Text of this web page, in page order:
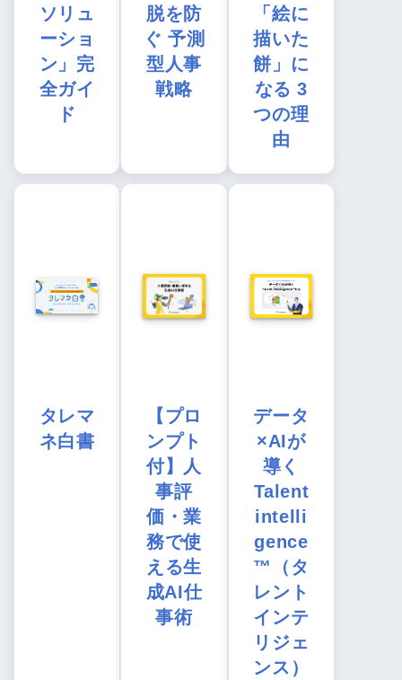
ソリュ
ーショ
ン」完
全ガイ
ド
脱を防
ぐ 予測
型人事
戦略
「絵に
描いた
餅」に
なる 3
つの理
由
タレマ
ネ白書
【プロ
ンプト
付】人
事評
価・業
務で使
える生
成AI仕
事術
データ
×AIが
導く
Talent
intelli
gence
™（タ
レント
インテ
リジェ
ンス）